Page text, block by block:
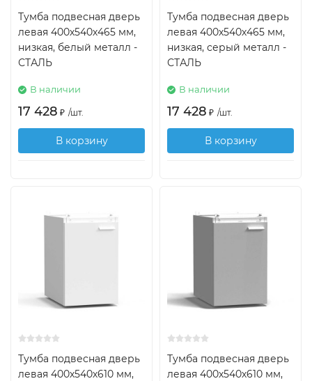
Тумба подвесная дверь
левая 400х540х465 мм,
низкая, белый металл -
СТАЛЬ
В наличии
17 428 ₽ /шт.
В корзину
Тумба подвесная дверь
левая 400х540х465 мм,
низкая, серый металл -
СТАЛЬ
В наличии
17 428 ₽ /шт.
В корзину
Тумба подвесная дверь
левая 400х540х610 мм,
Тумба подвесная дверь
левая 400х540х610 мм,